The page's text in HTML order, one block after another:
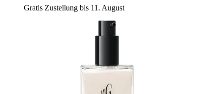
Gratis Zustellung bis 11. August